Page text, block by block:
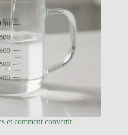
et comment convertir